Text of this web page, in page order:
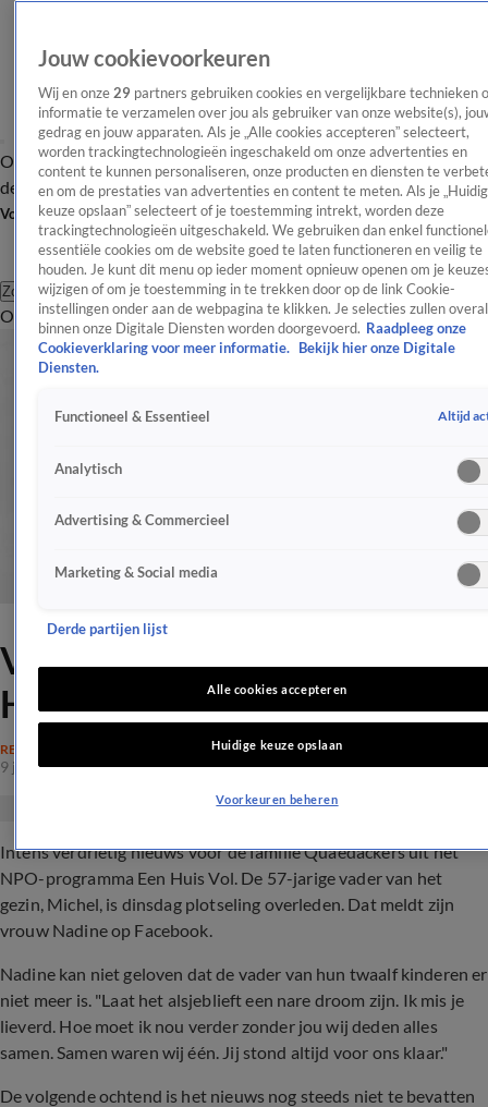
OverzichtAfleveringen Entertainment TV Algemeen
Tip
de redactieNieuwsbrief
Volg Shownieuws
Zoeken
OverzichtEntertainmentSpraakmakendRealityCrimeVideo's
Vader Michel (57) uit Een
Huis Vol plotseling overleden
REALITY
9 jan 2019, 10:41
Intens verdrietig nieuws voor de familie Quaedackers uit het
NPO-programma Een Huis Vol. De 57-jarige vader van het
gezin, Michel, is dinsdag plotseling overleden. Dat meldt zijn
vrouw Nadine op Facebook.
Nadine kan niet geloven dat de vader van hun twaalf kinderen er
niet meer is. "Laat het alsjeblieft een nare droom zijn. Ik mis je
lieverd. Hoe moet ik nou verder zonder jou wij deden alles
samen. Samen waren wij één. Jij stond altijd voor ons klaar."
De volgende ochtend is het nieuws nog steeds niet te bevatten
Jouw cookievoorkeuren
Wij en onze 29 partners gebruiken cookies en vergelijkbare technieken
informatie te verzamelen over jou als gebruiker van onze website(s),
gedrag en jouw apparaten. Als je „Alle cookies accepteren” selecteert,
worden trackingtechnologieën ingeschakeld om onze advertenties en
content te kunnen personaliseren, onze producten en diensten te
en om de prestaties van advertenties en content te meten. Als je
keuze opslaan” selecteert of je toestemming intrekt, worden deze
trackingtechnologieën uitgeschakeld. We gebruiken dan enkel
essentiële cookies om de website goed te laten functioneren en veilig te
houden. Je kunt dit menu op ieder moment opnieuw openen om je
wijzigen of om je toestemming in te trekken door op de link Cookie-
instellingen onder aan de webpagina te klikken. Je selecties zullen overal
binnen onze Digitale Diensten worden doorgevoerd. Raadpleeg onze
Cookieverklaring voor meer informatie.
Bekijk hier onze Digitale
Diensten.
Functioneel & Essentieel Altijd
Analytisch
Advertising & Commercieel
Marketing & Social media
Derde partijen lijst
Alle cookies accepteren
Huidige keuze opslaan
Voorkeuren beheren